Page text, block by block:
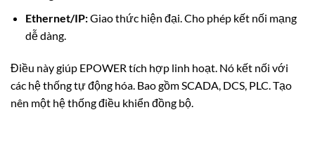
Ethernet/IP:Giao thức hiện đại. Cho phép kết nối mạng
dễ dàng.
Điều này giúp EPOWER tích hợp linh hoạt. Nó kết nối với
các hệ thống tự động hóa. Bao gồm SCADA, DCS, PLC. Tạo
nên một hệ thống điều khiển đồng bộ.